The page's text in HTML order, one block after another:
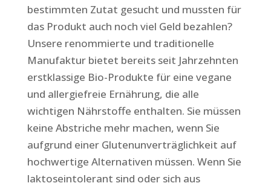
bestimmten Zutat gesucht und mussten für
das Produkt auch noch viel Geld bezahlen?
Unsere renommierte und traditionelle
Manufaktur bietet bereits seit Jahrzehnten
erstklassige Bio-Produkte für eine vegane
und allergiefreie Ernährung, die alle
wichtigen Nährstoffe enthalten. Sie müssen
keine Abstriche mehr machen, wenn Sie
aufgrund einer Glutenunverträglichkeit auf
hochwertige Alternativen müssen. Wenn Sie
laktoseintolerant sind oder sich aus